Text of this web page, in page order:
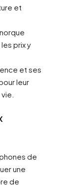
et
prix y
et ses
leur
de
une
de